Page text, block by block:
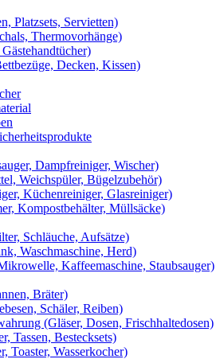
Platzsets, Servietten)
Thermovorhänge)
Decken, Kissen)
Dampfreiniger, Wischer)
Weichspüler, Bügelzubehör)
Küchenreiniger, Glasreiniger)
Kompostbehälter, Müllsäcke)
Schläuche, Aufsätze)
Waschmaschine, Herd)
Kaffeemaschine, Staubsauger)
Bräter)
Schäler, Reiben)
(Gläser, Dosen, Frischhaltedosen)
Tassen, Bestecksets)
Toaster, Wasserkocher)